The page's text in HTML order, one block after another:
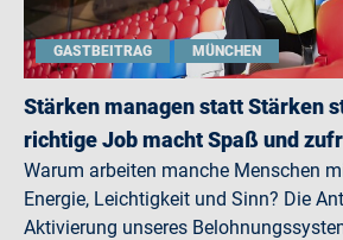
GASTBEITRAG MÜNCHEN
Stärken managen statt Stärken
richtige Job macht Spaß und
Warum arbeiten manche Menschen
Energie, Leichtigkeit und Sinn? Die
Aktivierung unseres